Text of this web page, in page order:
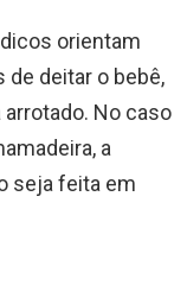
orientam
de deitar o bebê,
No caso
a
seja feita em